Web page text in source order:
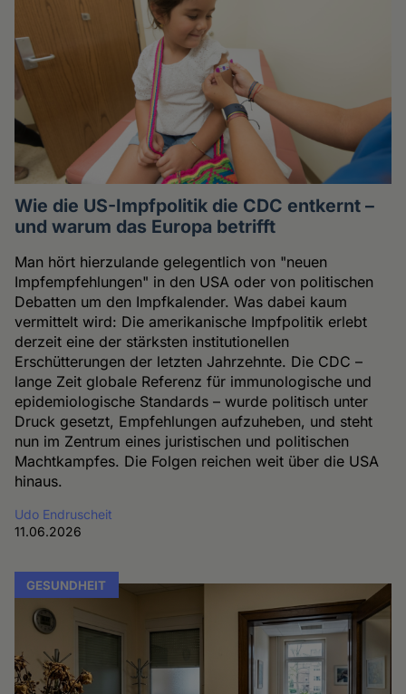
Wie die US-Impfpolitik die CDC entkernt –
und warum das Europa betrifft
Man hört hierzulande gelegentlich von "neuen
Impfempfehlungen" in den USA oder von politischen
Debatten um den Impfkalender. Was dabei kaum
vermittelt wird: Die amerikanische Impfpolitik erlebt
derzeit eine der stärksten institutionellen
Erschütterungen der letzten Jahrzehnte. Die CDC –
lange Zeit globale Referenz für immunologische und
epidemiologische Standards – wurde politisch unter
Druck gesetzt, Empfehlungen aufzuheben, und steht
nun im Zentrum eines juristischen und politischen
Machtkampfes. Die Folgen reichen weit über die USA
hinaus.
Udo Endruscheit
11.06.2026
GESUNDHEIT